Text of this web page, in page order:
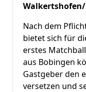
Nach dem
bietet sich für
erstes
aus Bobingen
Gastgeber den
versetzen und